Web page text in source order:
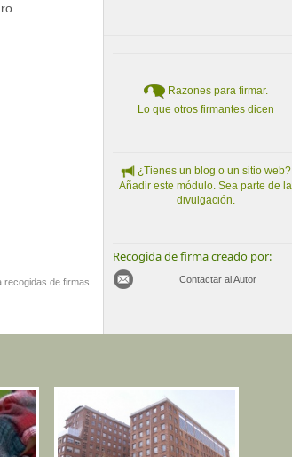
recogidas de firmas
Razones para firmar.
Lo que otros firmantes dicen
¿Tienes un blog o un sitio web?
Añadir este módulo. Sea parte de la
divulgación.
Recogida de firma creado por:
Contactar al Autor